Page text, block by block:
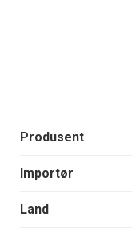
Produsent
Importør
Land